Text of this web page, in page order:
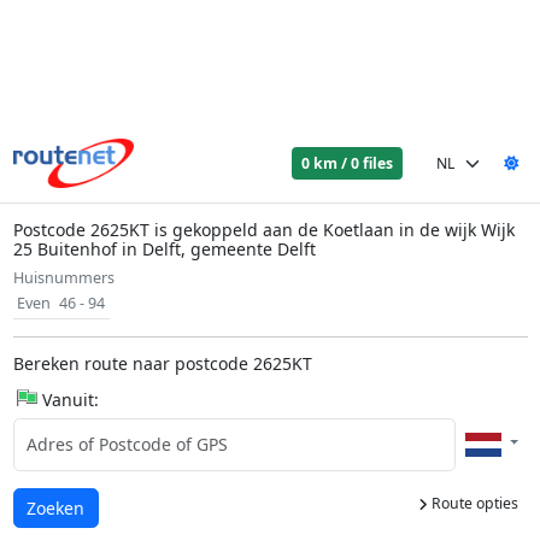
0 km / 0 files
Postcode 2625KT is gekoppeld aan de Koetlaan in de wijk Wijk
25 Buitenhof in Delft, gemeente Delft
Huisnummers
Even 46 - 94
Bereken route naar postcode 2625KT
Vanuit:
Route opties
Laden...
Zoeken